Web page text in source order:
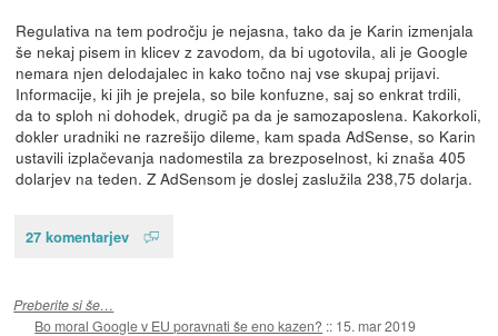
Regulativa na tem področju je nejasna, tako da je Karin izmenjala
še nekaj pisem in klicev z zavodom, da bi ugotovila, ali je Google
nemara njen delodajalec in kako točno naj vse skupaj prijavi.
Informacije, ki jih je prejela, so bile konfuzne, saj so enkrat trdili,
da to sploh ni dohodek, drugič pa da je samozaposlena. Kakorkoli,
dokler uradniki ne razrešijo dileme, kam spada AdSense, so Karin
ustavili izplačevanja nadomestila za brezposelnost, ki znaša 405
dolarjev na teden. Z AdSensom je doslej zaslužila 238,75 dolarja.
27 komentarjev
Preberite si še…
Bo moral Google v EU poravnati še eno kazen? :: 15. mar 2019